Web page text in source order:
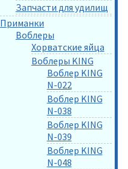
Запчасти для удилищ
Приманки
Воблеры
Хорватские яйца
Воблеры KING
Воблер KING
N-022
Воблер KING
N-038
Воблер KING
N-039
Воблер KING
N-048